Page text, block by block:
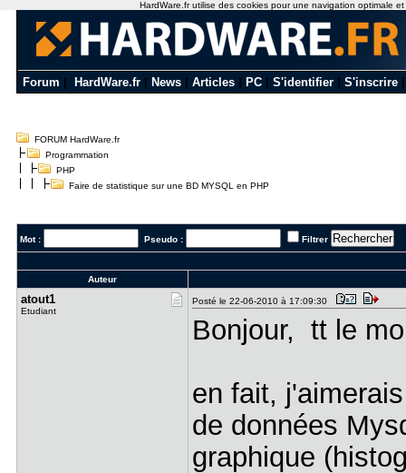
Forum HardWare.fr News Articles PC S'identifier S'inscrire
FORUM HardWare.fr
Programmation
PHP
Faire de statistique sur une BD MYSQL en PHP
Mot : Pseudo : Filtrer
Auteur
atout1
Etudiant
Posté le 22-06-2010 à 17:09:30
Bonjour, tt le
en fait,
de données
graphique
HardWare.fr utilise des cookies pour une navigation optimale